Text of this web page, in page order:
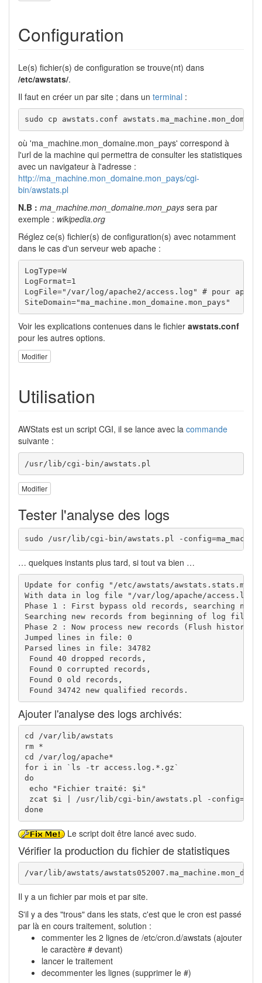
Configuration
Le(s) fichier(s) de configuration se trouve(nt) dans
/etc/awstats/.
Il faut en créer un par site ; dans un terminal :
sudo cp awstats.conf
où 'ma_machine.mon_domaine.mon_pays' correspond à
l'url de la machine qui permettra de consulter les statistiques
avec un navigateur à l'adresse :
http://ma_machine.mon_domaine.mon_pays/cgi-
bin/awstats.pl
N.B : ma_machine.mon_domaine.mon_pays sera par
exemple : wikipedia.org
Réglez ce(s) fichier(s) de configuration(s) avec notamment
dans le cas d'un serveur web apache :
LogType=W
LogFormat=1
LogFile="/var/log/apache2/access.log" # pour
SiteDomain="ma_machine.mon_domaine.mon_pays"
Voir les explications contenues dans le fichier awstats.conf
pour les autres options.
Modifier
Utilisation
AWStats est un script CGI, il se lance avec la commande
suivante :
/usr/lib/cgi-bin/awstats.pl
Modifier
Tester l'analyse des logs
sudo /usr/lib/cgi-bin/awstats.pl -
… quelques instants plus tard, si tout va bien …
Update for config "/etc/awstats/
With data in log file "/var/log/apache/
Phase 1 : First bypass old records, searching new
Searching new records from beginning of log
Phase 2 : Now process new records (Flush
Jumped lines in file: 0
Parsed lines in file: 34782
Found 40 dropped records,
Found 0 corrupted records,
Found 0 old records,
Found 34742 new qualified records.
Ajouter l'analyse des logs archivés:
cd /var/lib/awstats
rm *
cd /var/log/apache*
for i in `ls -tr access.log.*.gz`
do
echo "Fichier traité: $i"
zcat $i | /usr/lib/cgi-bin/awstats.pl -
done
Le script doit être lancé avec sudo.
Vérifier la production du fichier de statistiques
/var/lib/awstats/
Il y a un fichier par mois et par site.
S'il y a des "trous" dans les stats, c'est que le cron est passé
par là en cours traitement, solution :
commenter les 2 lignes de /etc/cron.d/awstats (ajouter
le caractère # devant)
lancer le traitement
decommenter les lignes (supprimer le #)